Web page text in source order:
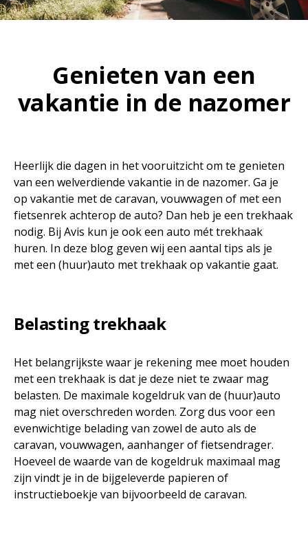
Genieten van een
vakantie in de nazomer
Heerlijk die dagen in het vooruitzicht om te genieten
van een welverdiende vakantie in de nazomer. Ga je
op vakantie met de caravan, vouwwagen of met een
fietsenrek achterop de auto? Dan heb je een trekhaak
nodig. Bij Avis kun je ook een auto mét trekhaak
huren. In deze blog geven wij een aantal tips als je
met een (huur)auto met trekhaak op vakantie gaat.
Belasting trekhaak
Het belangrijkste waar je rekening mee moet houden
met een trekhaak is dat je deze niet te zwaar mag
belasten. De maximale kogeldruk van de (huur)auto
mag niet overschreden worden. Zorg dus voor een
evenwichtige belading van zowel de auto als de
caravan, vouwwagen, aanhanger of fietsendrager.
Hoeveel de waarde van de kogeldruk maximaal mag
zijn vindt je in de bijgeleverde papieren of
instructieboekje van bijvoorbeeld de caravan.